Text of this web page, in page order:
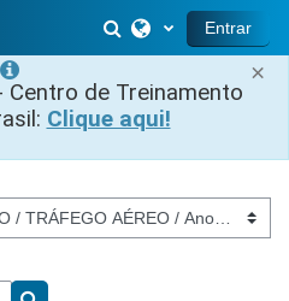
×
de Treinamento
Clique aqui!
Alternar entrada
Entrar